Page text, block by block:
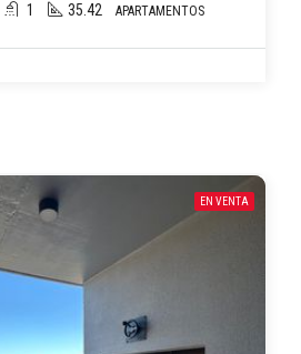
1 35.42 APARTAMENTOS
EN VENTA